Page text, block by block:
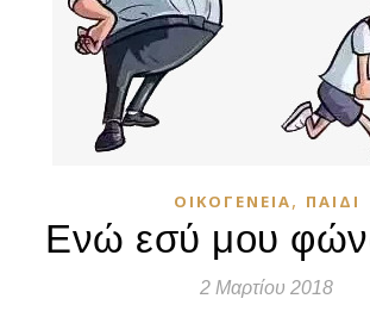
ΟΙΚΟΓΈΝΕΙΑ, ΠΑΙΔΊ
Ενώ εσύ μου
2 Μαρτίου 2018